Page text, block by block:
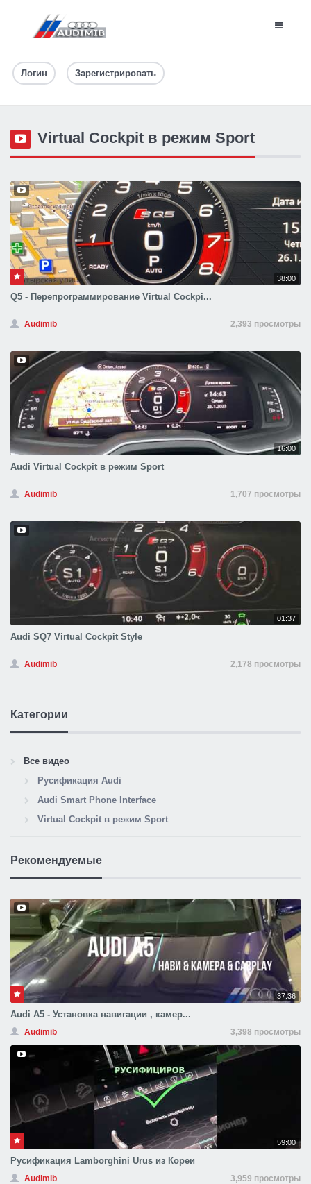
Логин Зарегистрировать
Virtual Cockpit в режим Sport
38:00
Q5 - Перепрограммирование Virtual Cockpi...
Audimib 2,393 просмотры
16:00
Audi Virtual Cockpit в режим Sport
Audimib 1,707 просмотры
01:37
Audi SQ7 Virtual Cockpit Style
Audimib 2,178 просмотры
Категории
Все видео
Русификация Audi
Audi Smart Phone Interface
Virtual Cockpit в режим Sport
Рекомендуемые
37:36
Audi A5 - Установка навигации , камер...
Audimib 3,398 просмотры
59:00
Русификация Lamborghini Urus из Кореи
Audimib 3,959 просмотры